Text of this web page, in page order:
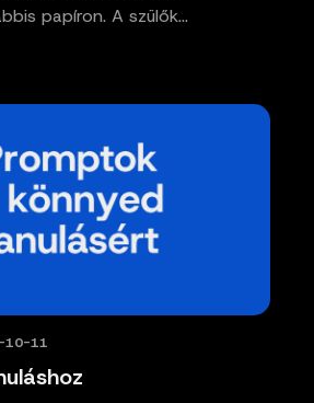
papíron. A szülők…
10-11